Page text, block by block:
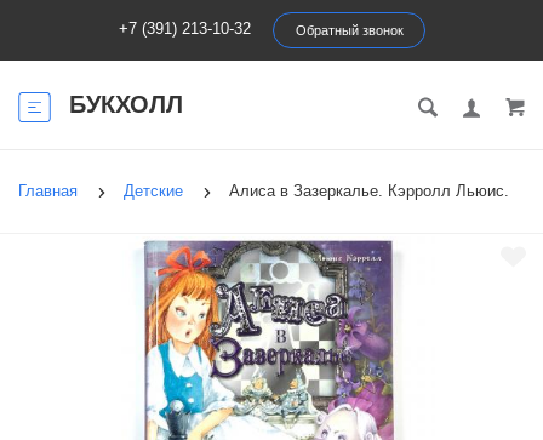
+7 (391) 213-10-32 Обратный звонок
БУКХОЛЛ
Главная Детские Алиса в Зазеркалье. Кэрролл Льюис.